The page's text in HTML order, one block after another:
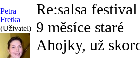
Petra
Fretka
(Uživatel)
Re:salsa
9 měsíce staré
Ahojky, už